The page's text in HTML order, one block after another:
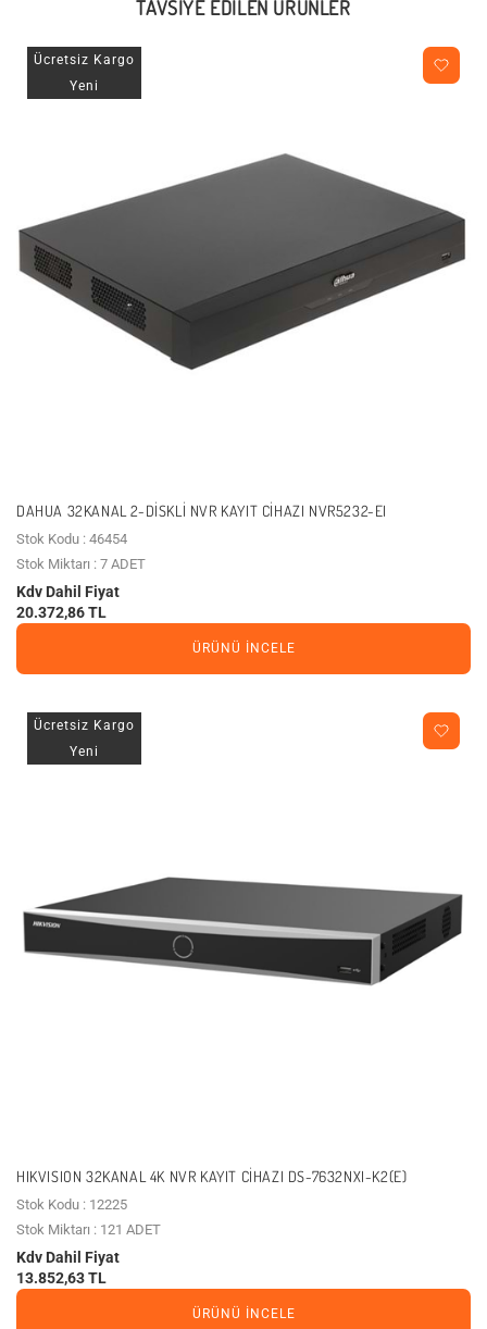
TAVSIYE EDILEN ÜRÜNLER
Ücretsiz Kargo
Yeni
DAHUA 32KANAL 2-DISKLI NVR KAYIT CIHAZI NVR5232-EI
Stok Kodu : 46454
Stok Miktarı : 7 ADET
Kdv Dahil Fiyat
20.372,86 TL
ÜRÜNÜ İNCELE
Ücretsiz Kargo
Yeni
HIKVISION 32KANAL 4K NVR KAYIT CIHAZI DS-7632NXI-K2(E)
Stok Kodu : 12225
Stok Miktarı : 121 ADET
Kdv Dahil Fiyat
13.852,63 TL
ÜRÜNÜ İNCELE